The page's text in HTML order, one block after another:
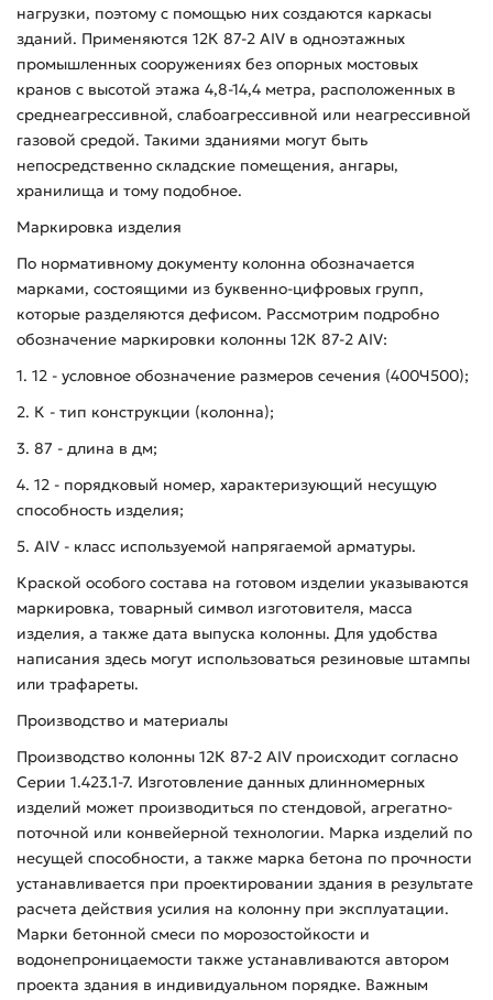
нагрузки, поэтому с помощью них создаются каркасы
зданий. Применяются 12К 87-2 АIV в одноэтажных
промышленных сооружениях без опорных мостовых
кранов с высотой этажа 4,8-14,4 метра, расположенных в
среднеагрессивной, слабоагрессивной или неагрессивной
газовой средой. Такими зданиями могут быть
непосредственно складские помещения, ангары,
хранилища и тому подобное.
Маркировка изделия
По нормативному документу колонна обозначается
марками, состоящими из буквенно-цифровых групп,
которые разделяются дефисом. Рассмотрим подробно
обозначение маркировки колонны 12К 87-2 АIV:
1. 12 - условное обозначение размеров сечения (400Ч500);
2. К - тип конструкции (колонна);
3. 87 - длина в дм;
4. 12 - порядковый номер, характеризующий несущую
способность изделия;
5. AIV - класс используемой напрягаемой арматуры.
Краской особого состава на готовом изделии указываются
маркировка, товарный символ изготовителя, масса
изделия, а также дата выпуска колонны. Для удобства
написания здесь могут использоваться резиновые штампы
или трафареты.
Производство и материалы
Производство колонны 12К 87-2 АIV происходит согласно
Серии 1.423.1-7. Изготовление данных длинномерных
изделий может производиться по стендовой, агрегатно-
поточной или конвейерной технологии. Марка изделий по
несущей способности, а также марка бетона по прочности
устанавливается при проектировании здания в результате
расчета действия усилия на колонну при эксплуатации.
Марки бетонной смеси по морозостойкости и
водонепроницаемости также устанавливаются автором
проекта здания в индивидуальном порядке. Важным